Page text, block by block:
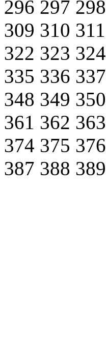
296 297 298
309 310 311
322 323 324
335 336 337
348 349 350
361 362 363
374 375 376
387 388 389